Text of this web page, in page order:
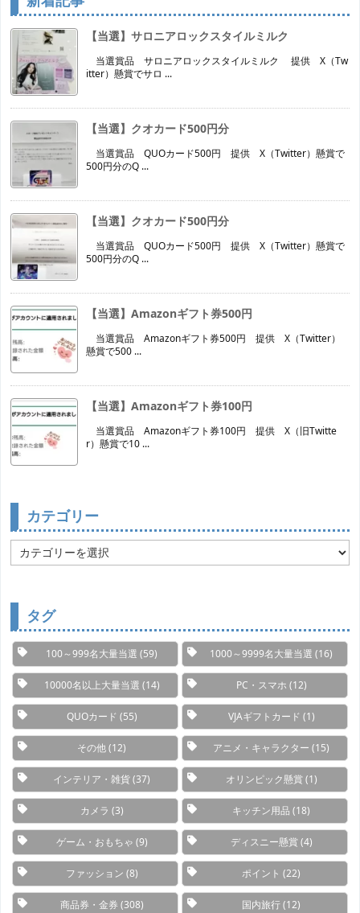
【当選】サロニアロックスタイルミルク
当選賞品 サロニアロックスタイルミルク 提供 X（Tw
itter）懸賞でサロ ...
【当選】クオカード500円分
当選賞品 QUOカード500円 提供 X（Twitter）懸賞で
500円分のQ ...
【当選】クオカード500円分
当選賞品 QUOカード500円 提供 X（Twitter）懸賞で
500円分のQ ...
【当選】Amazonギフト券500円
当選賞品 Amazonギフト券500円 提供 X（Twitter）
懸賞で500 ...
【当選】Amazonギフト券100円
当選賞品 Amazonギフト券100円 提供 X（旧Twitte
r）懸賞で10 ...
カテゴリー
テ
タグ
100～999名大量当選 (59) 1000～9999名大量当選 (16)
10000名以上大量当選 (14) PC・スマホ (12)
QUOカード (55) VJAギフトカード (1)
その他(12) アニメ・キャラクター (15)
インテリア・雑貨(37) オリンピック懸賞(1)
カメラ (3) キッチン用品 (18)
ゲーム・おもちゃ (9) ディスニー懸賞(4)
ファッション (8) ポイント (22)
商品券・金券 (308) 国内旅行(12)